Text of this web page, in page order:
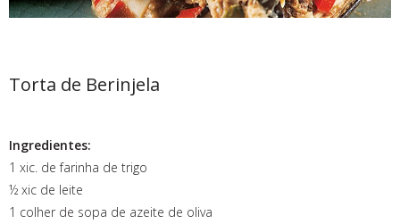
Torta de Berinjela
Ingredientes:
1 xic. de farinha de trigo
½ xic de leite
1 colher de sopa de azeite de oliva